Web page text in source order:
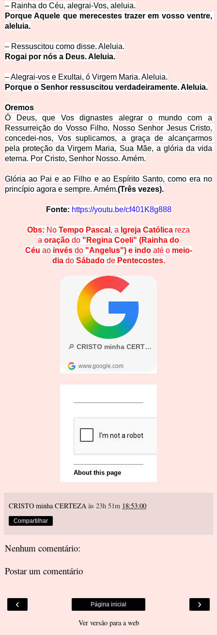
– Rainha do Céu, alegrai-Vos, a leluia.
Porque Aquele que merecestes trazer em vosso ventre,
aleluia.
– Ressuscitou como disse. A leluia.
Rogai por nós a Deus. Aleluia.
– Alegrai-vos e Exultai, ó Virgem Maria. Aleluia.
Porque o Senhor ressuscitou verdadeiramente. Aleluia.
Oremos
Ó Deus, que Vos dignastes alegrar o mundo com a
Ressurreição do Vosso Filho, Nosso Senhor Jesus Cristo,
concedei-nos, Vos suplicamos, a graça de alcançarmos
eterna. Por Cristo, Senhor Nosso. Amém.
Glória ao Pai e ao Filho e ao Espírito Santo, como era no
princípio agora e sempre. Amém.(Três vezes).
Fonte: https://youtu.be/cf401K8g888
Obs: No Tempo Pascal , a Igreja Católica reza
a oração do "Regina Coeli" (Rainha do
Céu ao invésdo "Angelus") e indo até omeio-
dia doSábado dePentecostes.
CRISTO minha CERTEZA às 23h 51m 18:53:00
Compartilhar
Nenhum comentário:
Postar um comentário
‹ ›
Página inicial
Ver versão para a web